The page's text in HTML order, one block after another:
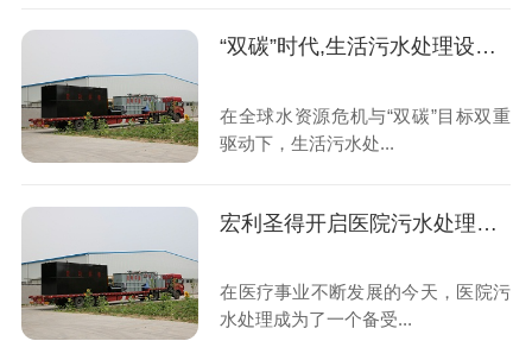
“双碳”时代,生活污水处理设备如何重塑绿色未来
在全球水资源危机与“双碳”目标双重
驱动下，生活污水处...
宏利圣得开启医院污水处理高效新时代
在医疗事业不断发展的今天，医院污
水处理成为了一个备受...